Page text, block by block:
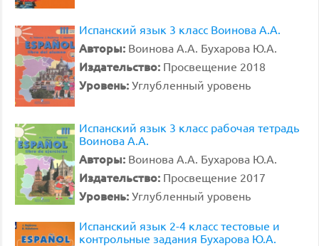
Испанский язык 3 класс Воинова А.А.
Авторы: Воинова А.А. Бухарова Ю.А.
Издательство: Просвещение 2018
Уровень: Углубленный уровень
Испанский язык 3 класс рабочая тетрадь
Воинова А.А.
Авторы: Воинова А.А. Бухарова Ю.А.
Издательство: Просвещение 2017
Уровень: Углубленный уровень
Испанский язык 2-4 класс тестовые и
контрольные задания Бухарова Ю.А.